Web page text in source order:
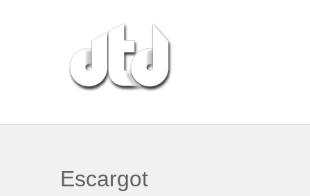
Escargot